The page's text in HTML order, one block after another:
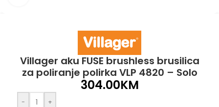
Villager aku FUSE brushless brusilica
za poliranje polirka VLP 4820 – Solo
304.00KM
- +